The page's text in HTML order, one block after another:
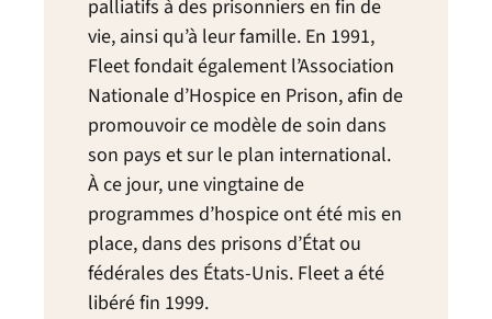
palliatifs à des prisonniers en fin de
vie, ainsi qu’à leur famille. En 1991,
Fleet fondait également l’Association
Nationale d’Hospice en Prison, afin de
promouvoir ce modèle de soin dans
son pays et sur le plan international.
À ce jour, une vingtaine de
programmes d’hospice ont été mis en
place, dans des prisons d’État ou
fédérales des États-Unis. Fleet a été
libéré fin 1999.